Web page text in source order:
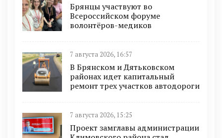
Брянцы участвуют во
Всероссийском форуме
волонтёров-медиков
7 августа 2026, 16:57
В Брянском и Дятьковском
районах идет капитальный
ремонт трех участков автодороги
7 августа 2026, 15:25
Проект замглавы администрации